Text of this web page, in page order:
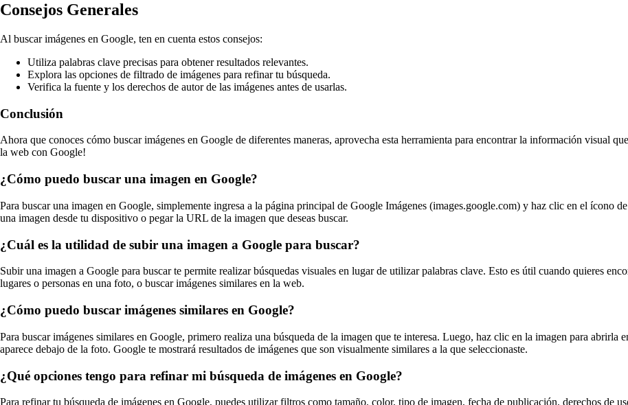
Consejos Generales
Al buscar imágenes en Google, ten en cuenta estos consejos:
Utiliza palabras clave precisas para obtener resultados relevantes.
Explora las opciones de filtrado de imágenes para refinar tu búsqueda.
Verifica la fuente y los derechos de autor de las imágenes antes de usarlas.
Conclusión
Ahora que conoces cómo buscar imágenes en Google de diferentes maneras, aprovecha esta herramienta para encontrar la información visual
la web con Google!
¿Cómo puedo buscar una imagen en Google?
Para buscar una imagen en Google, simplemente ingresa a la página principal de Google Imágenes (images.google.com) y haz clic en el ícono
una imagen desde tu dispositivo o pegar la URL de la imagen que deseas buscar.
¿Cuál es la utilidad de subir una imagen a Google para buscar?
Subir una imagen a Google para buscar te permite realizar búsquedas visuales en lugar de utilizar palabras clave. Esto es útil cuando quieres
lugares o personas en una foto, o buscar imágenes similares en la web.
¿Cómo puedo buscar imágenes similares en Google?
Para buscar imágenes similares en Google, primero realiza una búsqueda de la imagen que te interesa. Luego, haz clic en la imagen para abrirla
aparece debajo de la foto. Google te mostrará resultados de imágenes que son visualmente similares a la que seleccionaste.
¿Qué opciones tengo para refinar mi búsqueda de imágenes en Google?
Para refinar tu búsqueda de imágenes en Google, puedes utilizar filtros como tamaño, color, tipo de imagen, fecha de publicación, derechos de